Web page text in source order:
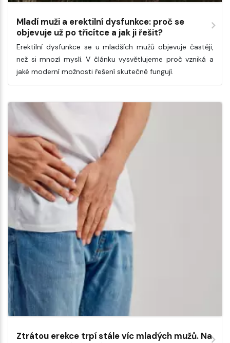
Mladí muži a erektilní dysfunkce: proč se
objevuje už po třicítce a jak ji řešit?
Erektilní dysfunkce se u mladších mužů objevuje častěji,
než si mnozí myslí. V článku vysvětlujeme proč vzniká a
jaké moderní možnosti řešení skutečně fungují.
Ztrátou erekce trpí stále víc mladých mužů. Na